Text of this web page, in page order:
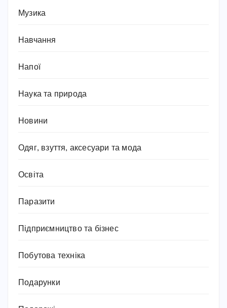
Музика
Навчання
Напої
Наука та природа
Новини
Одяг, взуття, аксесуари та мода
Освіта
Паразити
Підприємництво та бізнес
Побутова техніка
Подарунки